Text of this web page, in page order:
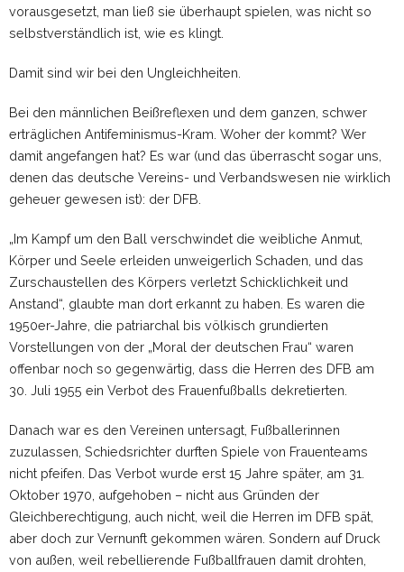
vorausgesetzt, man ließ sie überhaupt spielen, was nicht so
selbstverständlich ist, wie es klingt.
Damit sind wir bei den Ungleichheiten.
Bei den männlichen Beißreflexen und dem ganzen, schwer
erträglichen Antifeminismus-Kram. Woher der kommt? Wer
damit angefangen hat? Es war (und das überrascht sogar uns,
denen das deutsche Vereins- und Verbandswesen nie wirklich
geheuer gewesen ist): der DFB.
„Im Kampf um den Ball verschwindet die weibliche Anmut,
Körper und Seele erleiden unweigerlich Schaden, und das
Zurschaustellen des Körpers verletzt Schicklichkeit und
Anstand“, glaubte man dort erkannt zu haben. Es waren die
1950er-Jahre, die patriarchal bis völkisch grundierten
Vorstellungen von der „Moral der deutschen Frau“ waren
offenbar noch so gegenwärtig, dass die Herren des DFB am
30. Juli 1955 ein Verbot des Frauenfußballs dekretierten.
Danach war es den Vereinen untersagt, Fußballerinnen
zuzulassen, Schiedsrichter durften Spiele von Frauenteams
nicht pfeifen. Das Verbot wurde erst 15 Jahre später, am 31.
Oktober 1970, aufgehoben – nicht aus Gründen der
Gleichberechtigung, auch nicht, weil die Herren im DFB spät,
aber doch zur Vernunft gekommen wären. Sondern auf Druck
von außen, weil rebellierende Fußballfrauen damit drohten,